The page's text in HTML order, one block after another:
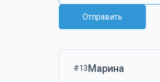
Отправить
#13Марина